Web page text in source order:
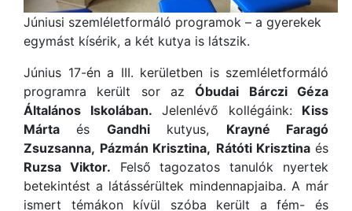
Júniusi szemléletformáló programok – a gyerekek
egymást kísérik, a két kutya is látszik.
Június 17-én a III. kerületben is szemléletformáló
programra került sor azÓbudai Bárczi Géza
Általános Iskolában. Jelenlévő kollégáink: Kiss
Márta és Gandhikutyus, Krayné Faragó
Zsuzsanna, Pázmán Krisztina, Rátóti Krisztinaés
Ruzsa Viktor. Felső tagozatos tanulók nyertek
betekintést a látássérültek mindennapjaiba. A már
ismert témákon kívül szóba került a fém- és